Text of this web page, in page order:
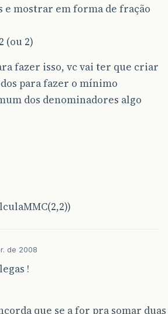
e mostrar em forma de fração
(ou 2)
fazer isso, vc vai ter que criar
para fazer o mínimo
dos denominadores algo
de 2008
!
que se a for pra somar